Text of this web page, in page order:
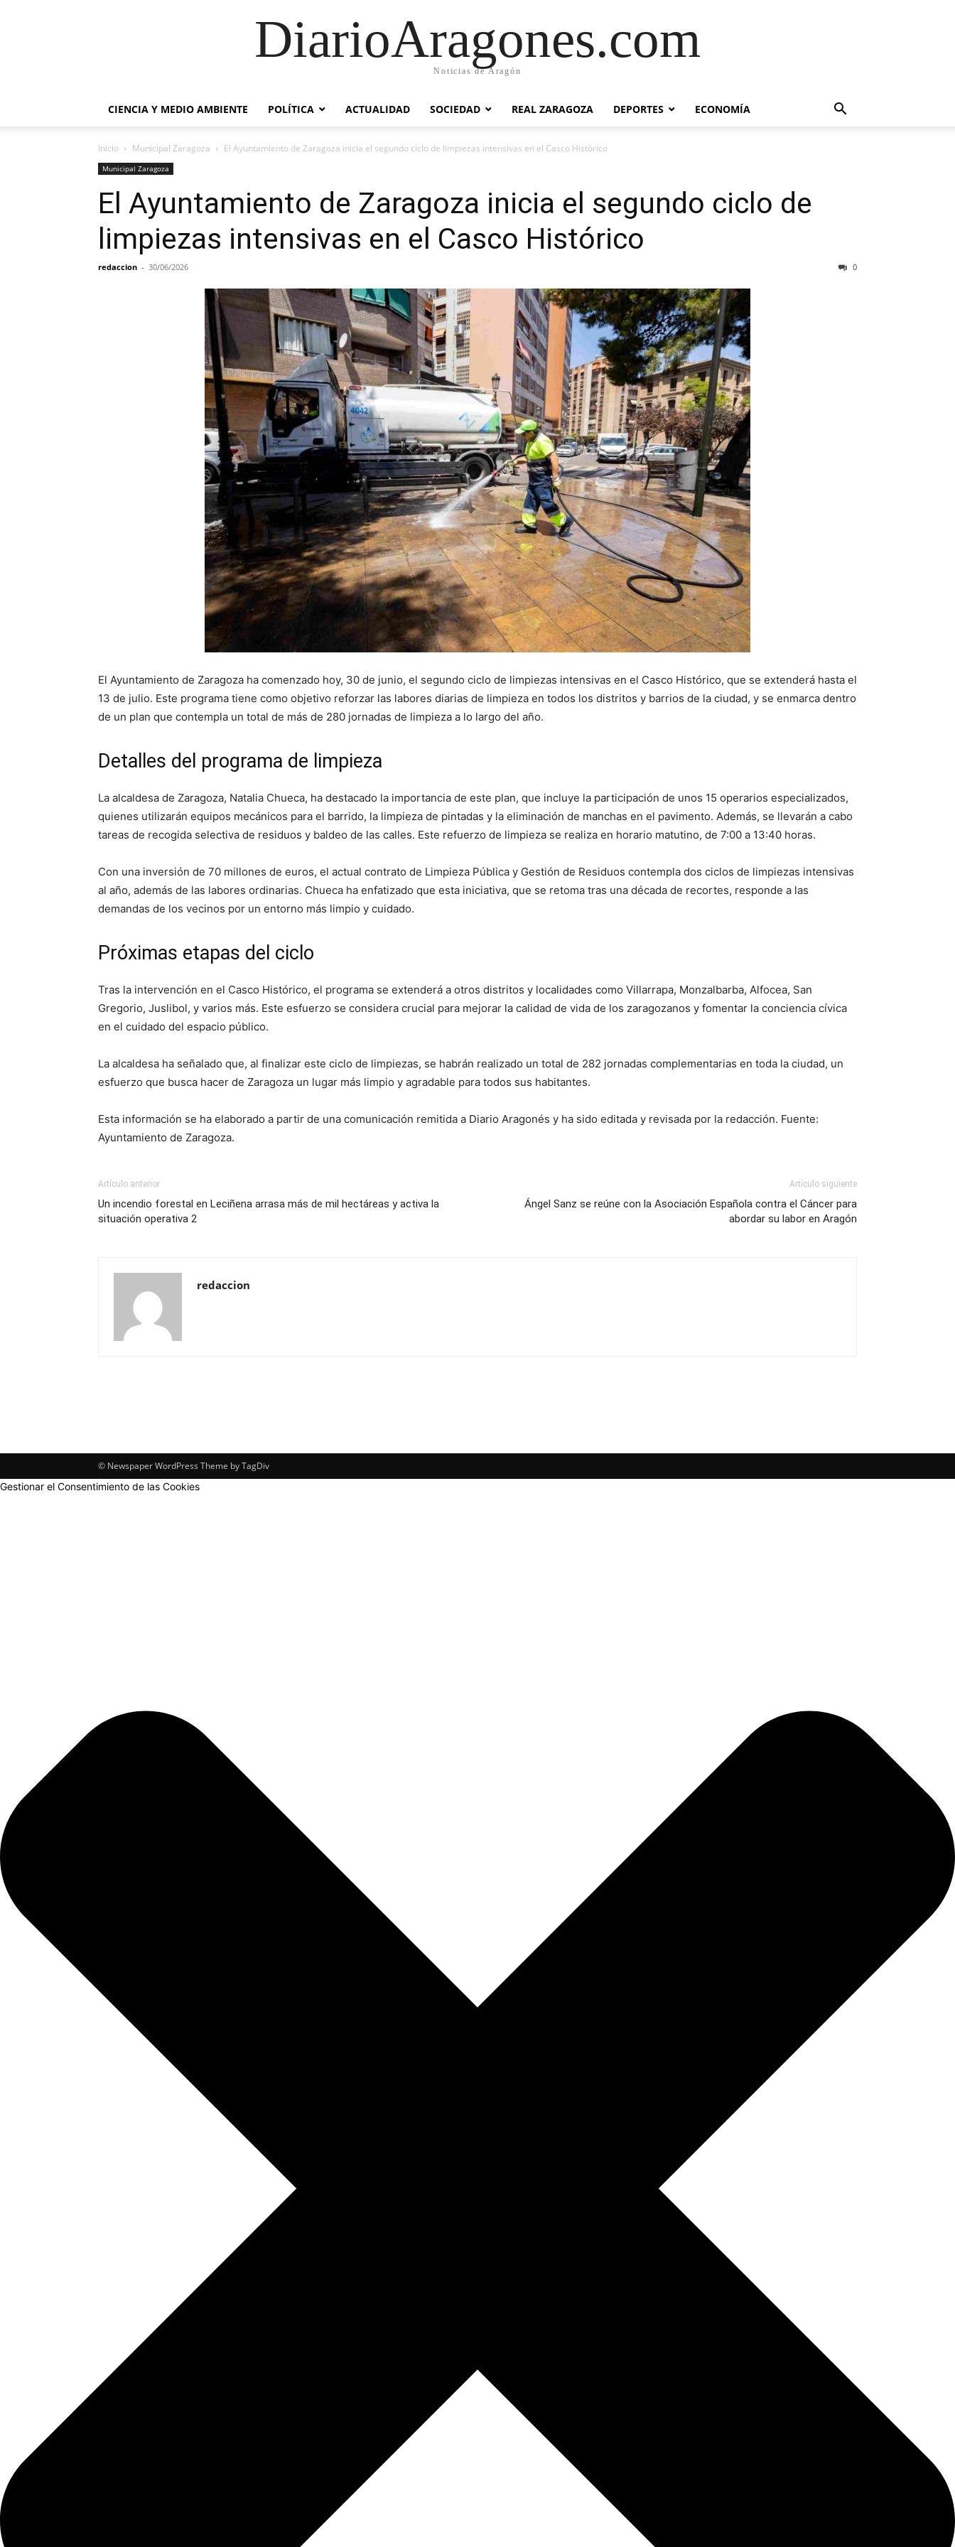
DiarioAragones.com
Noticias de Aragón
CIENCIA Y MEDIO AMBIENTE POLÍTICA ACTUALIDAD SOCIEDAD REAL ZARAGOZA DEPORTES ECONOMÍA
Inicio Municipal Zaragoza El Ayuntamiento de Zaragoza inicia el segundo ciclo de limpiezas intensivas en el Casco Histórico
Municipal Zaragoza
El Ayuntamiento de Zaragoza inicia el segundo ciclo de
limpiezas intensivas en el Casco Histórico
redaccion - 30/06/2026 0
El Ayuntamiento de Zaragoza ha comenzado hoy, 30 de junio, el segundo ciclo de limpiezas intensivas en el Casco Histórico, que se extenderá hasta el
13 de julio. Este programa tiene como objetivo reforzar las labores diarias de limpieza en todos los distritos y barrios de la ciudad, y se enmarca dentro
de un plan que contempla un total de más de 280 jornadas de limpieza a lo largo del año.
Detalles del programa de limpieza
La alcaldesa de Zaragoza, Natalia Chueca, ha destacado la importancia de este plan, que incluye la participación de unos 15 operarios especializados,
quienes utilizarán equipos mecánicos para el barrido, la limpieza de pintadas y la eliminación de manchas en el pavimento. Además, se llevarán a cabo
tareas de recogida selectiva de residuos y baldeo de las calles. Este refuerzo de limpieza se realiza en horario matutino, de 7:00 a 13:40 horas.
Con una inversión de 70 millones de euros, el actual contrato de Limpieza Pública y Gestión de Residuos contempla dos ciclos de limpiezas intensivas
al año, además de las labores ordinarias. Chueca ha enfatizado que esta iniciativa, que se retoma tras una década de recortes, responde a las
demandas de los vecinos por un entorno más limpio y cuidado.
Próximas etapas del ciclo
Tras la intervención en el Casco Histórico, el programa se extenderá a otros distritos y localidades como Villarrapa, Monzalbarba, Alfocea, San
Gregorio, Juslibol, y varios más. Este esfuerzo se considera crucial para mejorar la calidad de vida de los zaragozanos y fomentar la conciencia cívica
en el cuidado del espacio público.
La alcaldesa ha señalado que, al finalizar este ciclo de limpiezas, se habrán realizado un total de 282 jornadas complementarias en toda la ciudad, un
esfuerzo que busca hacer de Zaragoza un lugar más limpio y agradable para todos sus habitantes.
Esta información se ha elaborado a partir de una comunicación remitida a Diario Aragonés y ha sido editada y revisada por la redacción. Fuente:
Ayuntamiento de Zaragoza.
Artículo anterior
Un incendio forestal en Leciñena arrasa más de mil hectáreas y activa la
situación operativa 2
Artículo siguiente
Ángel Sanz se reúne con la Asociación Española contra el Cáncer para
abordar su labor en Aragón
redaccion
© Newspaper WordPress Theme by TagDiv
Gestionar el Consentimiento de las Cookies